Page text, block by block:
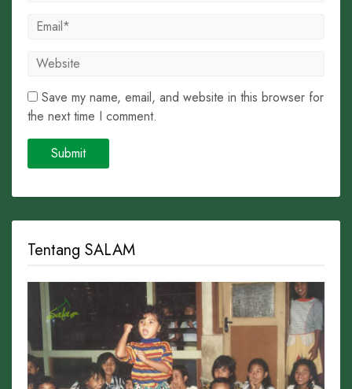
Save my name, email, and website in this browser for
the next time I comment.
Tentang SALAM